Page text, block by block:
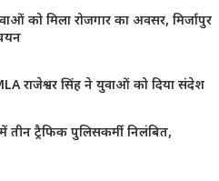
को मिला रोजगार का अवसर, मिर्जापुर
राजेश्वर सिंह ने युवाओं को दिया संदेश
तीन ट्रैफिक पुलिसकर्मी निलंबित,